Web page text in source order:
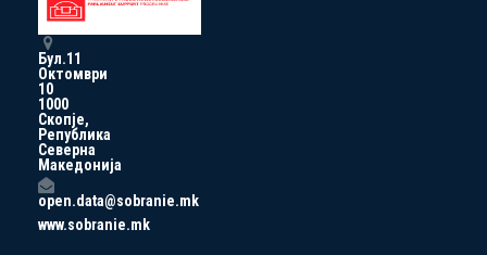
Бул.11
Октомври
10
1000
Скопје,
Република
Северна
Македонија
open.data@sobranie.mk
www.sobranie.mk